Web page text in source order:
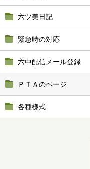
六ツ美日記
緊急時の対応
六中配信メール登録
ＰＴＡのページ
各種様式